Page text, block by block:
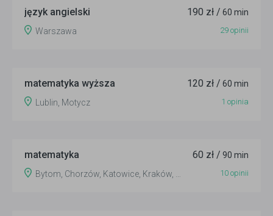
język angielski 190 zł / 60 min
Warszawa
29 opinii
matematyka wyższa 120 zł / 60 min
Lublin, Motycz
1 opinia
matematyka 60 zł / 90 min
10 opinii